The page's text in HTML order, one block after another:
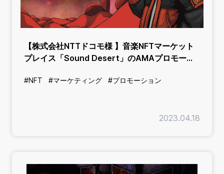
【株式会社NTTドコモ様 】音楽NFTマーケット
プレイス「Sound Desert」のAMAプロモーシ
#NFT #マーケティング #プロモーション
2023.04.18